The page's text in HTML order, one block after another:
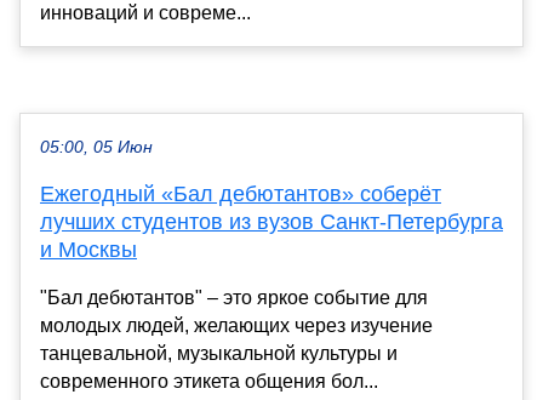
инноваций и совреме...
05:00, 05 Июн
Ежегодный «Бал дебютантов» соберёт
лучших студентов из вузов Санкт-Петербурга
и Москвы
"Бал дебютантов" – это яркое событие для
молодых людей, желающих через изучение
танцевальной, музыкальной культуры и
современного этикета общения бол...